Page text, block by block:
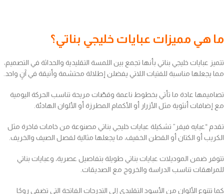
ما هي مميزات عبايات خليجي بناتي؟
تتميز عبايات خليجي بناتي بأنها تجمع بين اللمسة التقليدية والحداثة في التصميم،
مما يجعلها مناسبة للفتيات اللاتي يفضلن إطلالة محتشمة وأنيقة في آنٍ واحد.
تصاميمها عادة ما تأتي بخطوط ناعمة وقصّات مريحة تناسب الحركة اليومية
مع إضافات أنثوية مثل الأزرار أو الأكمام المطرزة أو الألوان الهادئة.
تقدم “عبايه فيفر” تشكيلة عبايات خليجي بناتي مصنوعة من خامات فاخرة مثل
الكريب أو الكتان أو القطن الخفيف، ما يجعلها مثالية لفصل الصيف والخريف.
تتوفر ضمن الموديلات عبايات بناتي طويلة بتفاصيل عصرية، وعبايات بناتي
للمراهقات تناسب الدراسة والخروج مع الصديقات.
كما تتنوع الألوان من الأسود التقليدي إلى التدرجات الفاتحة التي تضفي روحًا